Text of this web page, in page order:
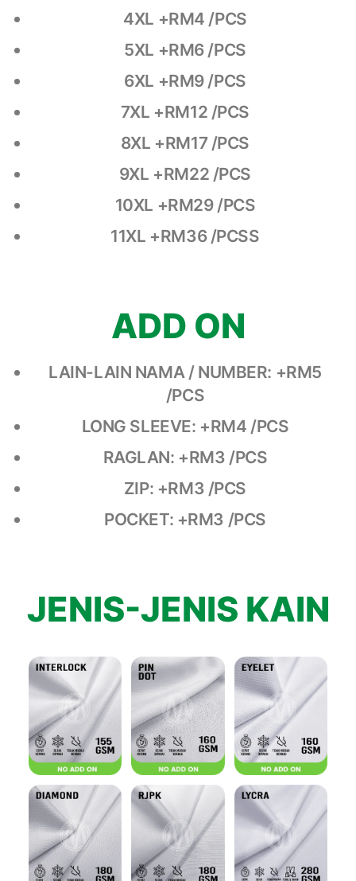
4XL +RM4 /PCS
5XL +RM6 /PCS
6XL +RM9 /PCS
7XL +RM12 /PCS
8XL +RM17 /PCS
9XL +RM22 /PCS
10XL +RM29 /PCS
11XL +RM36 /PCSS
ADD ON
LAIN-LAIN NAMA / NUMBER: +RM5
/PCS
LONG SLEEVE: +RM4 /PCS
RAGLAN: +RM3 /PCS
ZIP: +RM3 /PCS
POCKET: +RM3 /PCS
JENIS-JENIS KAIN